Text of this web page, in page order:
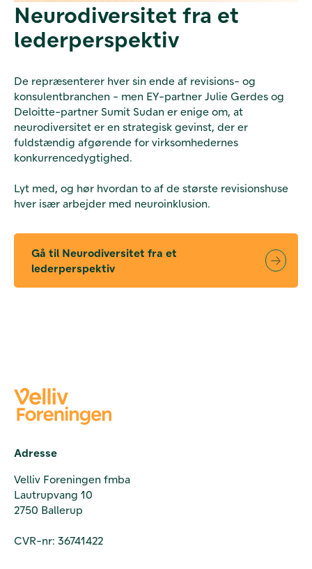
Neurodiversitet fra et
lederperspektiv
De repræsenterer hver sin ende af revisions- og
konsulentbranchen - men EY-partner Julie Gerdes og
Deloitte-partner Sumit Sudan er enige om, at
neurodiversitet er en strategisk gevinst, der er
fuldstændig afgørende for virksomhedernes
konkurrencedygtighed.
Lyt med, og hør hvordan to af de største revisionshuse
hver især arbejder med neuroinklusion.
Gå til Neurodiversitet fra et
lederperspektiv
Adresse
Velliv Foreningen fmba
Lautrupvang 10
2750 Ballerup
CVR-nr: 36741422